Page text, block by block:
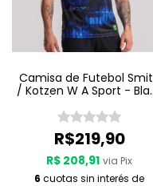
Camisa de Futebol
/ Kotzen W A Sport -
R$219,90
R$ 208,91 via Pix
6 cuotas sin interés de